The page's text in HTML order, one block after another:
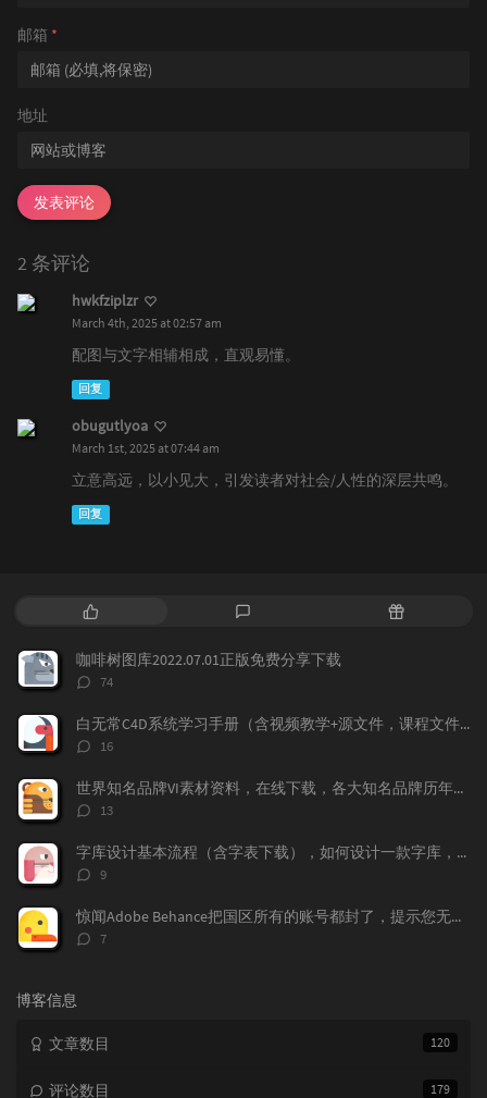
邮箱 *
地址
发表评论
2 条评论
hwkfziplzr
March 4th, 2025 at 02:57 am
配图与文字相辅相成，直观易懂。
回复
obugutlyoa
March 1st, 2025 at 07:44 am
立意高远，以小见大，引发读者对社会/人性的深层共鸣。
回复
热
文
章
评
论
随
咖啡树图库2022.07.01正版免费分享下载
评
数：
74
白无常C4D系统学习手册（含视频教学+源文件，课程文件）免费下载学习
评
数：
16
世界知名品牌VI素材资料，在线下载，各大知名品牌历年的VI记录都存在这上面，
评
数：
13
字库设计基本流程（含字表下载），如何设计一款字库，字体标准流程，字表整理
评
数：
9
惊闻Adobe Behance把国区所有的账号都封了，提示您无权访问本产品，下面我来告诉大家如何做，找回你的作品！找回behance账号，恢复behance老账号数据。
评
7
博客信息
120
文章数目
179
评论数目